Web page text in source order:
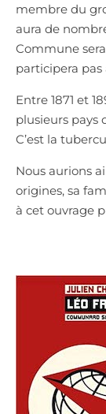
membre du
aura de
Commune
participera pas
Entre 1871 et
plusieurs pays
C’est la
Nous aurions
origines, sa
à cet ouvrage